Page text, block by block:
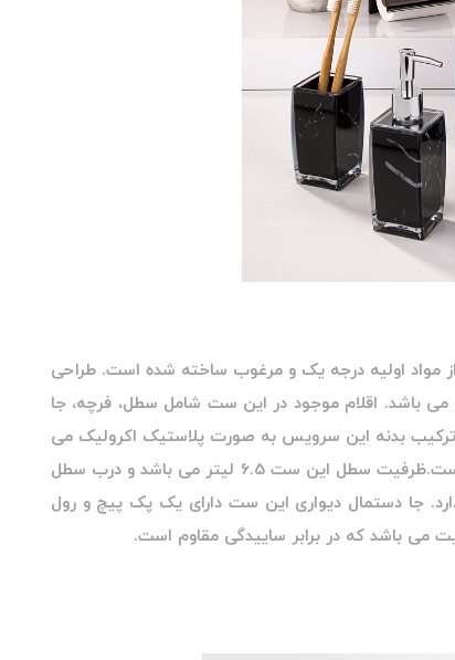
مواد اولیه درجه یک و مرغوب ساخته شده است. طراحی
باشد. اقلام موجود در این ست شامل سطل، فرچه، جا
ترکیب بدنه این سرویس به صورت پلاستیک اکرولیک می
باشد که جلوه بی نظیری به ظاهر این ست با کیفیت داده است.ظرفیت سطل این ست 6.5 لیتر می باشد و درب سطل
جا دستمال دیواری این ست دارای یک پک پیچ و رول
می باشد که در برابر ساییدگی مقاوم است.